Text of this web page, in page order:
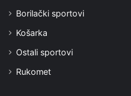
Borilački sportovi
Košarka
Ostali sportovi
Rukomet